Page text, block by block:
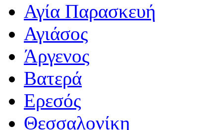
Αγία Παρασκευή
Αγιάσος
Άργενος
Βατερά
Ερεσός
Θεσσαλονίκη